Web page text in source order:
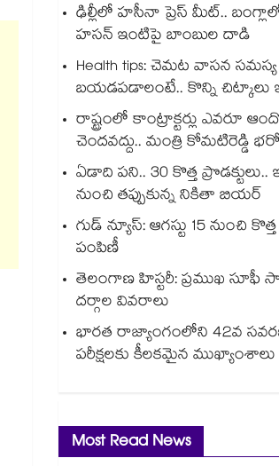
ఢిల్లీలో హసీనా ప్రెస్ మీట్..
హసన్ ఇంటిపై బాంబుల దాడి
Health tips: చెమట వాసన
బయడపడాలంటే.. కొన్ని చిట్కాలు
రాష్ట్రంలో కాంట్రాక్టర్లు ఎవరూ
చెందవద్దు.. మంత్రి కోమటిరెడ్డి
ఏడాది పని.. 30 కొత్త ప్రొడక్టులు..
నుంచి తప్పుకున్న నికితా బియర్
గుడ్ న్యూస్: ఆగస్టు 15 నుంచి
పంపిణీ
తెలంగాణ హిస్టరీ: ప్రముఖ సూఫీ
దర్గాల వివరాలు
భారత రాజ్యాంగంలోని 42వ
పరీక్షలకు కీలకమైన ముఖ్యాంశాలు
Most Read News